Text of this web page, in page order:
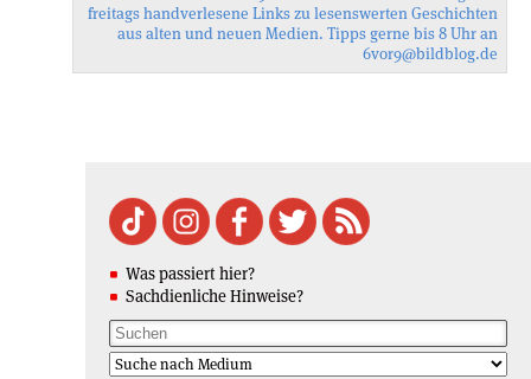
freitags handverlesene Links zu lesenswerten Geschichten
aus alten und neuen Medien. Tipps gerne bis 8 Uhr an
6vor9@bildblog.de
Was passiert hier?
Sachdienliche Hinweise?